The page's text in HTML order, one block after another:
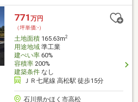
771 万円
（坪単価:-）
土地面積165.63m2
用途地域準工業
建ぺい率60%
容積率200%
建築条件なし
ＪＲ七尾線 高松駅 徒歩15分
石川県かほく市高松